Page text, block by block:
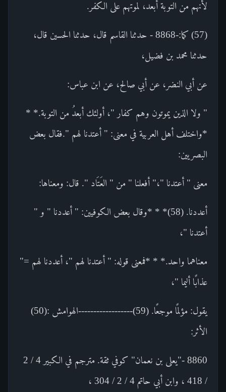
لأنهم من التوبة أبعد، لموتهم على الكفر.
(57) كما:-8868 - حدثنا القاسم قال، حدثنا الحسين قال،
حدثنا محمد بن فضيل،
عن أبي النضر، عن أبي صالح، عن ابن عباس:
" ولا الذين يموتون وهم كفار "، أولئك أبعدُ من التوبة.* *
*واختلف أهل العربية في معنى: " أعتدنا لهم ".فقال بعض
البصريين:
معنى " أعتدنا "،" أفعلنا " من " العَتَاد ". قال: ومعناها:
أعددنا. (58)* * *وقال بعض الكوفيين: " أعددنا " و "
أعتدنا "،
معناهما واحد.* * *فمعنى قوله: " أعتدنا لهم "، أعددنا لهم ="
عذابًا أليما "،
يقول: مؤلمًا موجعًا. (59)------------------الهوامش :(50)
الأثر:
8860 -"يعلى بن نعمان" كوفي ثقة. مترجم في الكبير 4 / 2
/ 418 ، وابن أبي حاتم 4 / 2 / 304 ،